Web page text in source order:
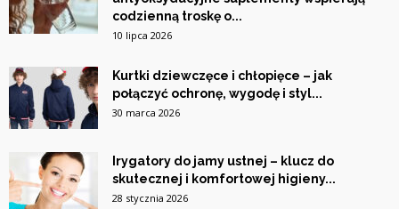
codzienną troskę o...
10 lipca 2026
Kurtki dziewczęce i chłopięce – jak
połączyć ochronę, wygodę i styl...
30 marca 2026
Irygatory do jamy ustnej – klucz do
skutecznej i komfortowej higieny...
28 stycznia 2026